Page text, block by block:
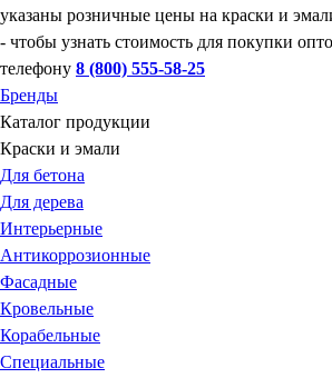
указаны розничные цены на краски и
- чтобы узнать стоимость для покупки
телефону 8 (800) 555-58-25
Бренды
Каталог продукции
Краски и эмали
Для бетона
Для дерева
Интерьерные
Антикоррозионные
Фасадные
Кровельные
Корабельные
Специальные